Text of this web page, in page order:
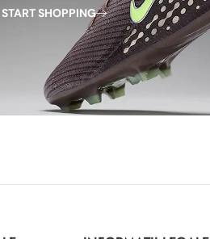
START SHOPPING